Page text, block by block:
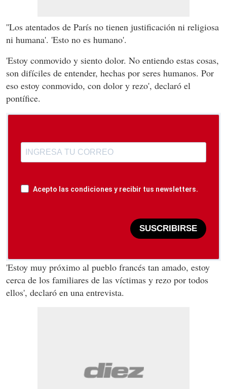
''Los atentados de París no tienen justificación ni religiosa
ni humana'. 'Esto no es humano'.
'Estoy conmovido y siento dolor. No entiendo estas cosas,
son difíciles de entender, hechas por seres humanos. Por
eso estoy conmovido, con dolor y rezo', declaró el
pontífice.
Acepto las condiciones y recibir tus newsletters.
SUSCRIBIRSE
'Estoy muy próximo al pueblo francés tan amado, estoy
cerca de los familiares de las víctimas y rezo por todos
ellos', declaró en una entrevista.